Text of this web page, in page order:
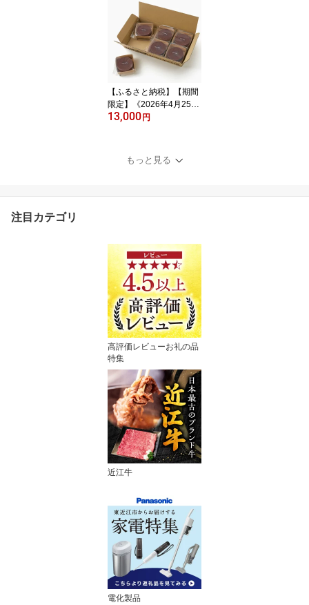
焼き すきやき ロース肉
霜降り A4 A5ランク 高級
ブランド牛
【ふるさと納税】【期間
限定】《2026年4月25日
まで》＼高評価レビュー
八日市の杜 東近江市 A-C
20 スイーツ チョコ チョ
13,000円
もっと見る
注目カテゴリ
高評価レビューお礼の品
特集
近江牛
電化製品